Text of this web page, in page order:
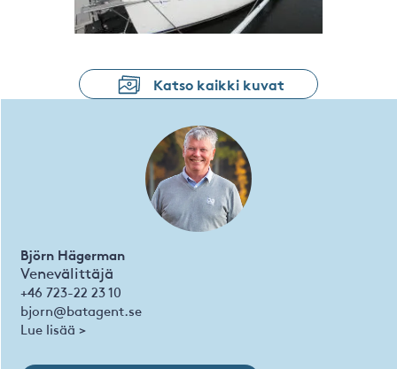
Katso kaikki kuvat
Björn Hägerman
Venevälittäjä
+46 723-22 23 10
bjorn@batagent.se
Lue lisää >